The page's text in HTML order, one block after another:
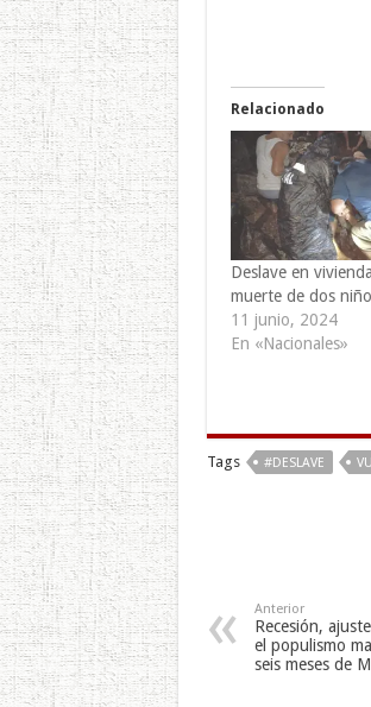
Relacionado
Deslave en
muerte de dos
11 junio, 2024
En «Nacionales»
Tags #DESLAVE
Anterior
Recesión,
el populismo
seis meses de